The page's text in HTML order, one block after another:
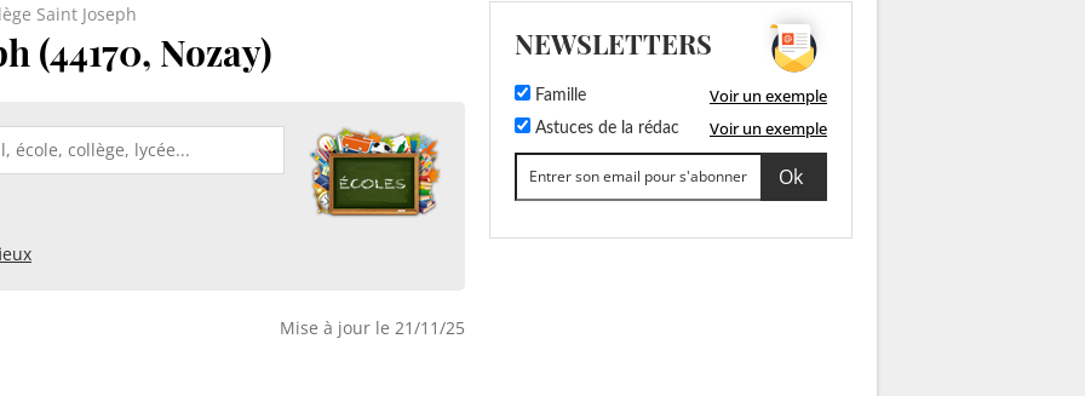
Saint Joseph
(44170, Nozay)
Mise à jour le 21/11/25
NEWSLETTERS
Famille Voir un exemple
Astuces de la rédac Voir un exemple